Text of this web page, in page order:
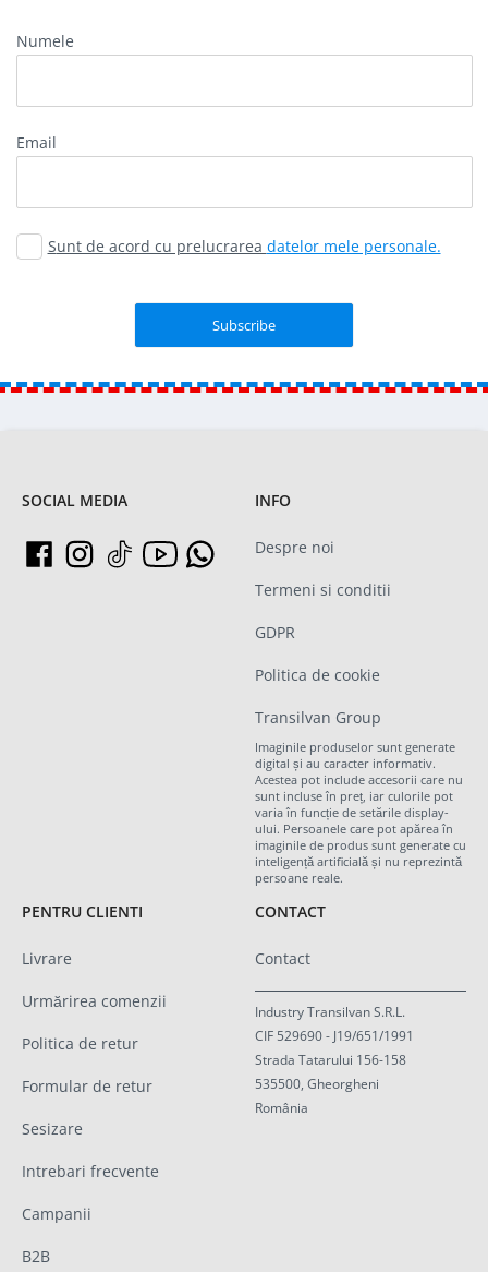
Numele
email
Sunt de acord cu prelucrarea datelor mele personale.
SOCIAL MEDIA INFO
Despre noi
Termeni si conditii
GDPR
Politica de cookie
Transilvan Group
Imaginile produselor sunt generate
digital și au caracter informativ.
Acestea pot include accesorii care nu
sunt incluse în preț, iar culorile pot
varia în funcție de setările display-
ului. Persoanele care pot apărea în
imaginile de produs sunt generate cu
inteligență artificială și nu reprezintă
persoane reale.
PENTRU CLIENTI
Livrare
Urmărirea comenzii
Politica de retur
Formular de retur
Sesizare
Intrebari frecvente
Campanii
B2B
CONTACT
Contact
Industry Transilvan S.R.L.
CIF 529690 - J19/651/1991
Strada Tatarului 156-158
535500, Gheorgheni
România